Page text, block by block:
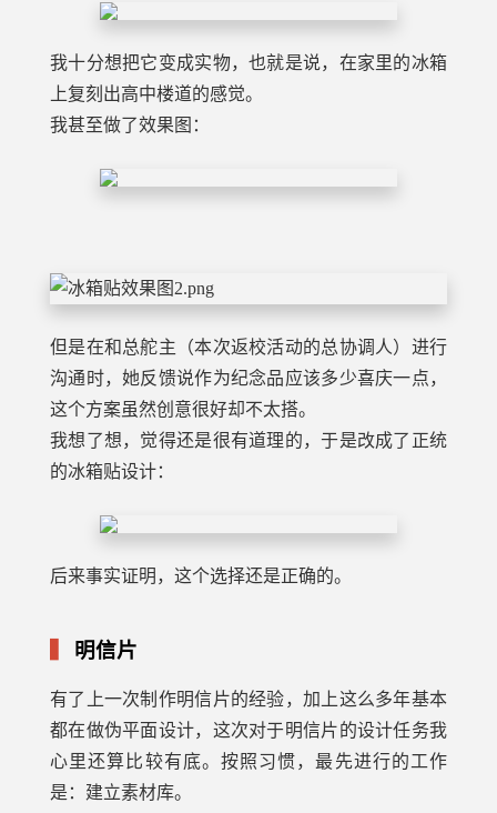
我十分想把它变成实物，也就是说，在家里的冰箱
上复刻出高中楼道的感觉。
我甚至做了效果图：
但是在和总舵主（本次返校活动的总协调人）进行
沟通时，她反馈说作为纪念品应该多少喜庆一点，
这个方案虽然创意很好却不太搭。
我想了想，觉得还是很有道理的，于是改成了正统
的冰箱贴设计：
后来事实证明，这个选择还是正确的。
明信片
有了上一次制作明信片的经验，加上这么多年基本
都在做伪平面设计，这次对于明信片的设计任务我
心里还算比较有底。按照习惯，最先进行的工作
是：建立素材库。